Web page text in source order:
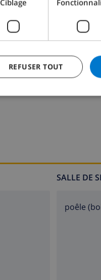
Douche, Baignoire,
SALLE DE
poêle
Ciblage
REFUSER TOUT